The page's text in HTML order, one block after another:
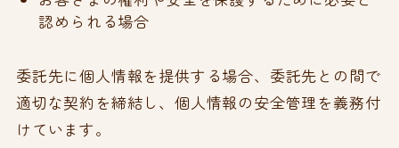
認められる場合
委託先に個人情報を提供する場合、委託先との間で
適切な契約を締結し、個人情報の安全管理を義務付
けています。